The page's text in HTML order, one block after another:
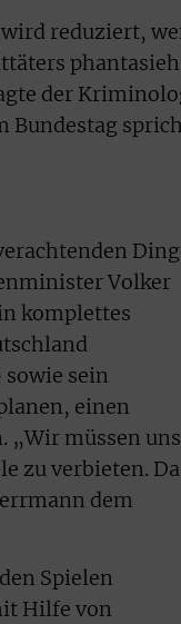
reduziert,
der
Bundestag
Volker
komplettes
sein
einen
„Wir müssen uns
zu verbieten.
dem
Spielen
Hilfe von